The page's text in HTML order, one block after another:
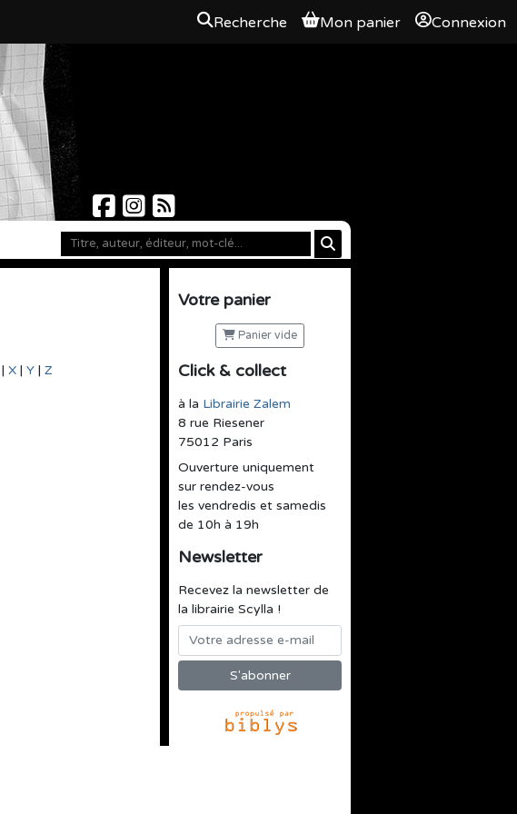
Recherche Mon panier Connexion
Votre panier
Panier vide
Click & collect
à la Librairie Zalem
8 rue Riesener
75012 Paris
Ouverture uniquement
sur rendez-vous
les vendredis et samedis
de 10h à 19h
Newsletter
Recevez la newsletter de
la librairie Scylla !
| X | Y | Z